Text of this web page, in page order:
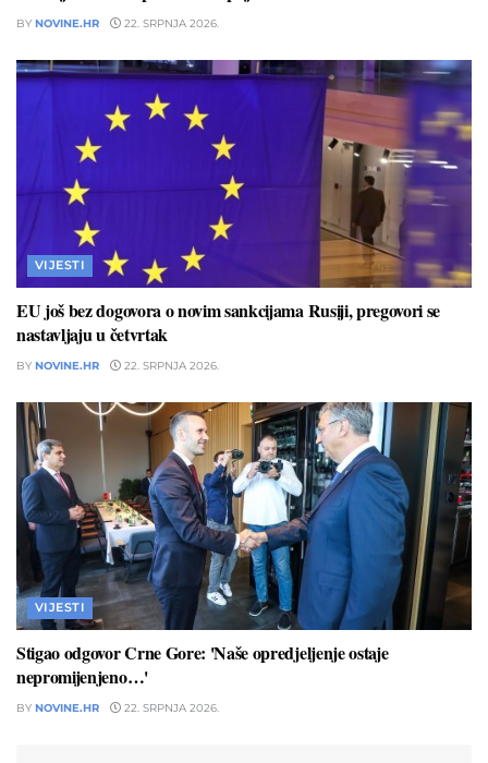
BY NOVINE.HR 22. SRPNJA 2026.
VIJESTI
EU još bez dogovora o novim sankcijama Rusiji, pregovori se
nastavljaju u četvrtak
BY NOVINE.HR 22. SRPNJA 2026.
VIJESTI
Stigao odgovor Crne Gore: 'Naše opredjeljenje ostaje
nepromijenjeno…'
BY NOVINE.HR 22. SRPNJA 2026.